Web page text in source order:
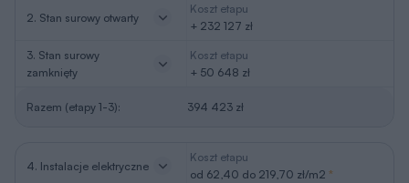
2. Stan surowy otwarty
Koszt etapu
+ 232 127 zł
3. Stan surowy
zamknięty
Koszt etapu
+ 50 648 zł
Razem (etapy 1-3): 394 423 zł
4. Instalacje elektryczne
Koszt etapu
od 62,40 do 219,70 zł/m2 *